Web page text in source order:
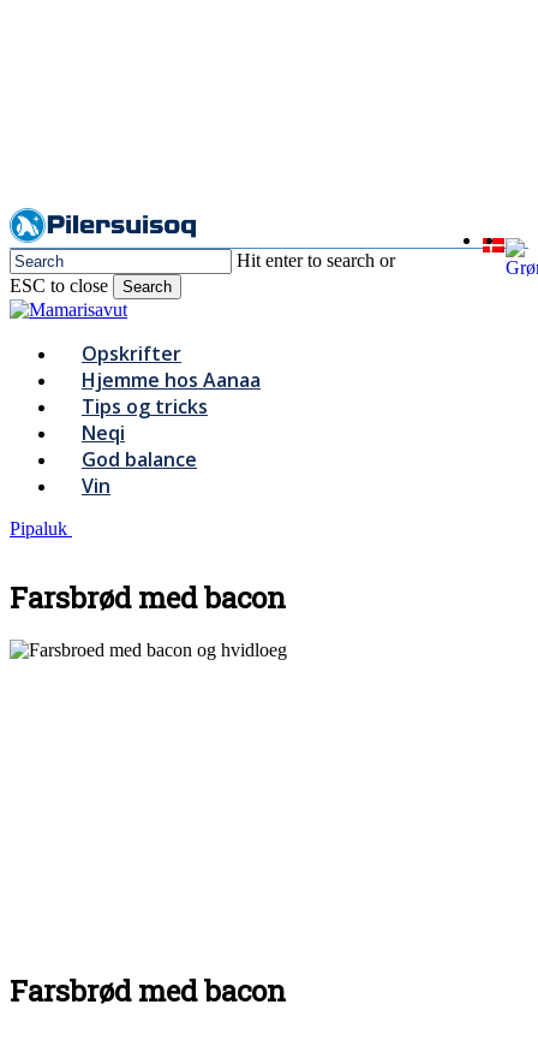
Hit enter to search or
ESC to close
Search
Close
Menu
Opskrifter
Hjemme hos Aanaa
Tips og tricks
Neqi
God balance
Vin
Pipaluk
Farsbrød med bacon
Farsbrød med bacon